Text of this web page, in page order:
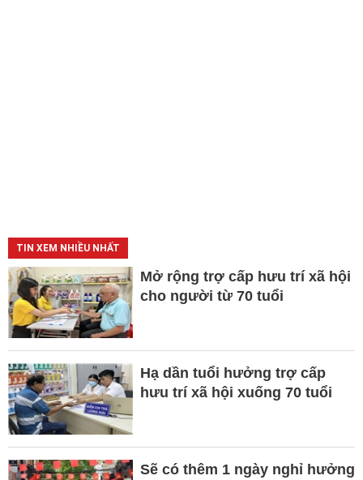
TIN XEM NHIỀU NHẤT
Mở rộng trợ cấp hưu trí xã hội
cho người từ 70 tuổi
Hạ dần tuổi hưởng trợ cấp
hưu trí xã hội xuống 70 tuổi
Sẽ có thêm 1 ngày nghỉ hưởng